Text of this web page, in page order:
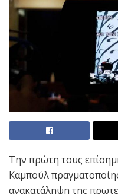
Tην πρώτη τους
Καμπούλ
ανακατάληψη της